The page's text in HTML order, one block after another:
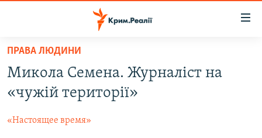
Перейти
основного
матеріалу
Перейти
до
ВІДЕО ТА ФОТО
ПОЛІТИКА
ПРАВА ЛЮДИНИ
Микола Семена. Журналіст на
«чужій території»
«Настоящее время»